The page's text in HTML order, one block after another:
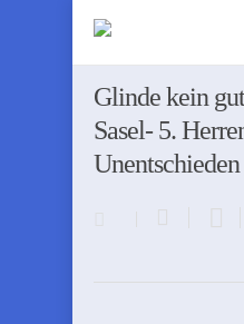
Glinde kein
Sasel- 5.
Unentschieden